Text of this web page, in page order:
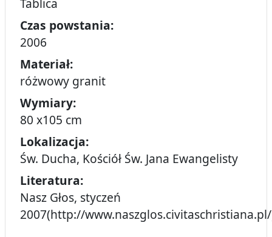
Tablica
Czas powstania:
2006
Materiał:
różwowy granit
Wymiary:
80 x105 cm
Lokalizacja:
Św. Ducha, Kościół Św. Jana Ewangelisty
Literatura:
Nasz Głos, styczeń
2007(http://